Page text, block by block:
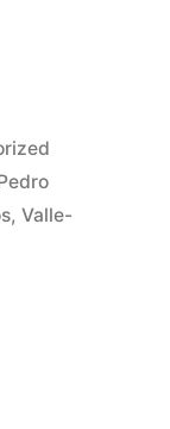
, Valle-